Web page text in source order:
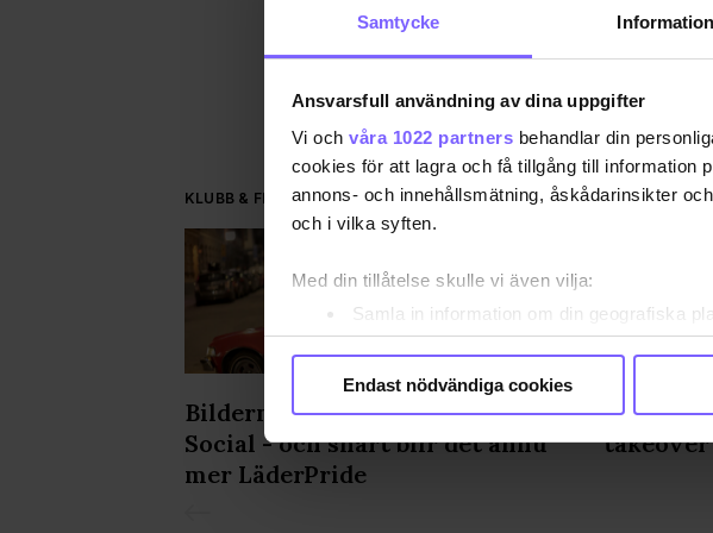
Samtycke Information
Ansvarsfull användning av dina uppgifter
Vi och våra 1022 partners behandlar din
cookies för att lagra och få tillgång till information
annons- och innehållsmätning, åskådarinsikter
och i vilka syften.
Med din tillåtelse skulle vi även vilja:
Samla in information om din geografiska
Identifiera din enhet genom att aktivt
Ta reda på mer om hur dina personliga uppgifter
Vi använder enhetsidentifierare för att anpassa
sociala medier och analysera vår trafik. Vi
Endast nödvändiga cookies
DELA DEN HÄR ARTIKELN
KLUBB & FEST
Bilderna från Stockholm Leather
Social - och snart blir det ännu
mer LäderPride
Pride:
takeover